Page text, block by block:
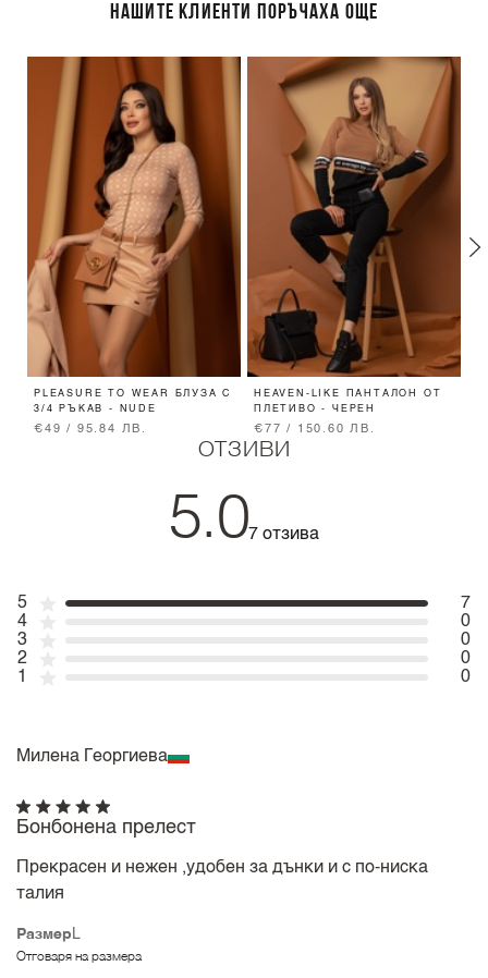
НАШИТЕ КЛИЕНТИ ПОРЪЧАХА ОЩЕ
PLEASURE TO WEAR БЛУЗА С
3/4 РЪКАВ - NUDE
€49 / 95.84 ЛВ.
HEAVEN-LIKE ПАНТАЛОН ОТ
ПЛЕТИВО - ЧЕРЕН
€77 / 150.60 ЛВ.
ОТЗИВИ
5.07 отзива
5
7
4
0
3
0
2
0
1
0
Милена Георгиева
Размер L
Отговаря на размера
Бонбонена прелест
Прекрасен и нежен ,удобен за дънки и с по-ниска
талия